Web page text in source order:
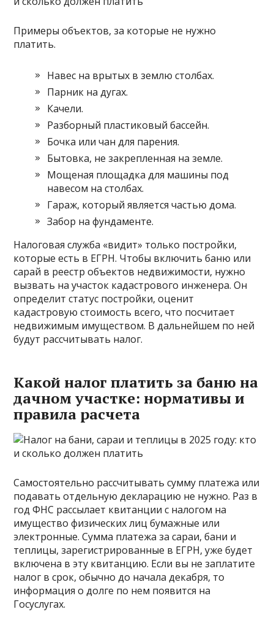
Примеры объектов, за которые не нужно
платить.
Навес на врытых в землю столбах.
Парник на дугах.
Качели.
Разборный пластиковый бассейн.
Бочка или чан для парения.
Бытовка, не закрепленная на земле.
Мощеная площадка для машины под
навесом на столбах.
Гараж, который является частью дома.
Забор на фундаменте.
Налоговая служба «видит» только постройки,
которые есть в ЕГРН. Чтобы включить баню или
сарай в реестр объектов недвижимости, нужно
вызвать на участок кадастрового инженера. Он
определит статус постройки, оценит
кадастровую стоимость всего, что посчитает
недвижимым имуществом. В дальнейшем по ней
будут рассчитывать налог.
Какой налог платить за баню на
дачном участке: нормативы и
правила расчета
Самостоятельно рассчитывать сумму платежа или
подавать отдельную декларацию не нужно. Раз в
год ФНС рассылает квитанции с налогом на
имущество физических лиц бумажные или
электронные. Сумма платежа за сараи, бани и
теплицы, зарегистрированные в ЕГРН, уже будет
включена в эту квитанцию. Если вы не заплатите
налог в срок, обычно до начала декабря, то
информация о долге по нем появится на
Госуслугах.